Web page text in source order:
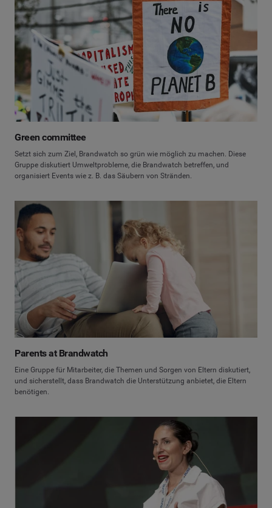
Green committee
Setzt sich zum Ziel, Brandwatch so grün wie möglich zu machen. Diese
Gruppe diskutiert Umweltprobleme, die Brandwatch betreffen, und
organisiert Events wie z. B. das Säubern von Stränden.
Parents at Brandwatch
Eine Gruppe für Mitarbeiter, die Themen und Sorgen von Eltern diskutiert,
und sicherstellt, dass Brandwatch die Unterstützung anbietet, die Eltern
benötigen.